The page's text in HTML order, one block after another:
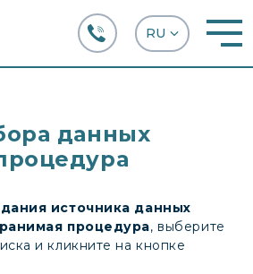
данных
источника данных
процедура, выберите
и кликните на кнопке